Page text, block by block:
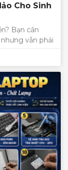
Cho Sinh
Bạn cần
vẫn phải